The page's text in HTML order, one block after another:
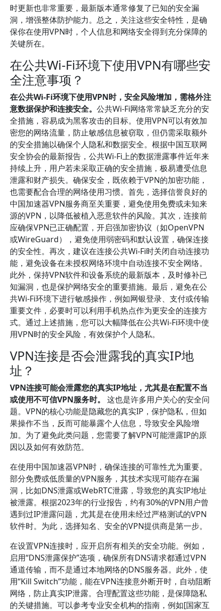
时更新也非常重要，最新版本通常修复了已知的安全漏
洞，增强整体防护能力。总之，关注这些安全特性，是确
保你在使用VPN时，个人信息和网络安全得到充分保障的
关键所在。
在公共Wi-Fi环境下使用VPN有哪些安
全注意事项？
在公共Wi-Fi环境下使用VPN时，安全风险增加，需格外注
意数据保护和连接安全。 公共Wi-Fi网络常常缺乏充分的安
全措施，容易成为黑客攻击的目标。使用VPN可以有效加
密您的网络流量，防止敏感信息被窃取，但仍需采取额外
的安全措施以确保个人隐私和数据安全。根据中国互联网
安全协会的最新报告，公共Wi-Fi上的数据泄露事件近年来
持续上升，用户若未采取正确的安全措施，极易遭受信息
泄露和财产损失。确保安全，既依赖于VPN的加密功能，
也需要配合合理的网络使用习惯。首先，选择信誉良好的
中国加速器VPN服务商至关重要，避免使用免费或未知来
源的VPN，以降低被植入恶意软件的风险。其次，连接前
应确保VPN已正确配置，开启强加密协议（如OpenVPN
或WireGuard），避免使用弱密码和默认设置，确保连接
的安全性。再次，建议在连接公共Wi-Fi时关闭自动连接功
能，避免设备在未授权网络环境中自动连接不安全网络。
此外，保持VPN软件和设备系统的最新版本，及时修补已
知漏洞，也是保护网络安全的重要措施。最后，避免在公
共Wi-Fi环境下进行敏感操作，例如网银登录、支付或传输
重要文件，必要时可以利用手机热点作为更安全的连接方
式。通过上述措施，您可以大幅降低在公共Wi-Fi环境中使
用VPN时的安全风险，有效保护个人隐私。
VPN连接是否会泄露我的真实IP地
址？
VPN连接可能会泄露您的真实IP地址，尤其是在配置不当
或使用不可信VPN服务时。
这也是许多用户关心的安全问
题。VPN的核心功能是隐藏您的真实IP，保护隐私，但如
果操作不当，反而可能暴露个人信息，导致安全风险增
加。为了避免此类问题，您需要了解VPN可能泄露IP的原
因以及如何有效防范。
在使用中国加速器VPN时，确保连接的可靠性尤为重要。
部分免费或低质量的VPN服务，其技术实现可能存在漏
洞，比如DNS泄露或WebRTC泄露，导致您的真实IP地址
被泄露。根据2023年的行业报告，约有30%的VPN用户曾
遇到过IP泄露问题，尤其是在使用未经过严格测试的VPN
软件时。为此，选择知名、安全的VPN提供商是第一步。
在设置VPN连接时，应开启所有相关的安全功能。例如，
启用“DNS泄露保护”选项，确保所有DNS请求都通过VPN
通道传输，而不是通过本地网络的DNS服务器。此外，使
用“Kill Switch”功能，能在VPN连接意外断开时，自动阻断
网络，防止真实IP泄露。合理配置这些功能，是保障隐私
的关键措施。可以参考专业安全机构的指南，例如[国家互